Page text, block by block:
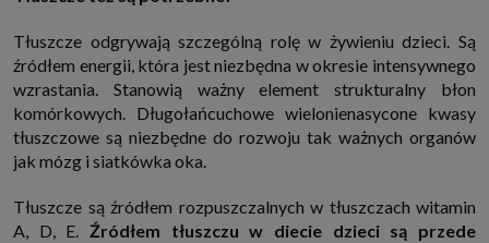
Tłuszcze odgrywają szczególną rolę w żywieniu dzieci. Są
źródłem energii, która jest niezbędna w okresie intensywnego
wzrastania. Stanowią ważny element strukturalny błon
komórkowych. Długołańcuchowe wielonienasycone kwasy
tłuszczowe są niezbędne do rozwoju tak ważnych organów
jak mózg i siatkówka oka.
Tłuszcze są źródłem rozpuszczalnych w tłuszczach witamin
A, D, E. Źródłem tłuszczu w diecie dzieci są przede